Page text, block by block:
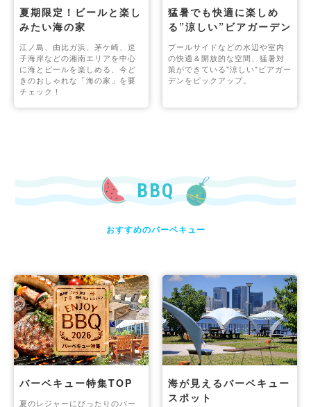
夏期限定！ビールと楽し
みたい海の家
江ノ島、由比ガ浜、茅ケ崎、逗
子海岸などの湘南エリアを中心
に海とビールを楽しめる、今ど
きのおしゃれな「海の家」を要
チェック！
猛暑でも快適に楽しめ
る”涼しい”ビアガーデン
プールサイドなどの水辺や室内
の快適＆開放的な空間、猛暑対
策ができている"涼しい"ビアガー
デンをピックアップ。
BBQ
おすすめのバーベキュー
バーベキュー特集TOP
夏のレジャーにぴったりのバー
海が見えるバーベキュー
スポット